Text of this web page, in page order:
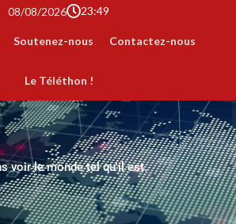
08/08/2026 23:49
Soutenez-nous Contactez-nous
Le Téléthon !
voir le monde tel qu'il est.